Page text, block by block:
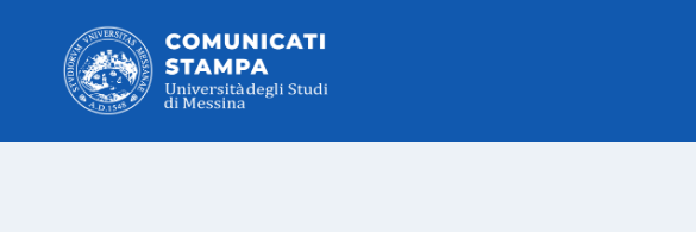
contenuto